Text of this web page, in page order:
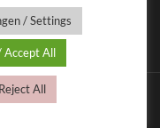
—HOCH ↑
/ Settings
Accept All
All